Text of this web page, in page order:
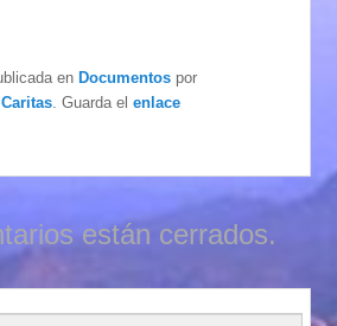
enDocumentos por
. Guarda elenlace
están cerrados.